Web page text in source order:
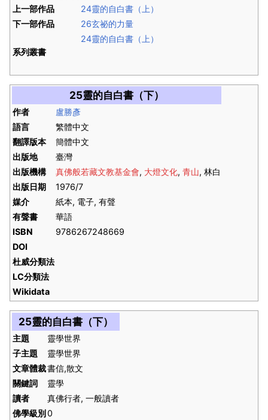
上一部作品
24靈的自白書（上）
下一部作品
26玄祕的力量
系列叢書
24靈的自白書（上）
25靈的自白書（下）
作者
盧勝彥
語言
繁體中文
翻譯版本
簡體中文
出版地
臺灣
出版機構
真佛般若藏文教基金會, 大燈文化, 青山, 林白
出版日期
1976/7
媒介
紙本, 電子, 有聲
有聲書
華語
ISBN
9786267248669
DOI
杜威分類法
LC分類法
Wikidata
25靈的自白書（下）
主題
靈學世界
子主題
靈學世界
文章體裁書信,散文
關鍵詞
靈學
讀者
真佛行者, 一般讀者
佛學級別0